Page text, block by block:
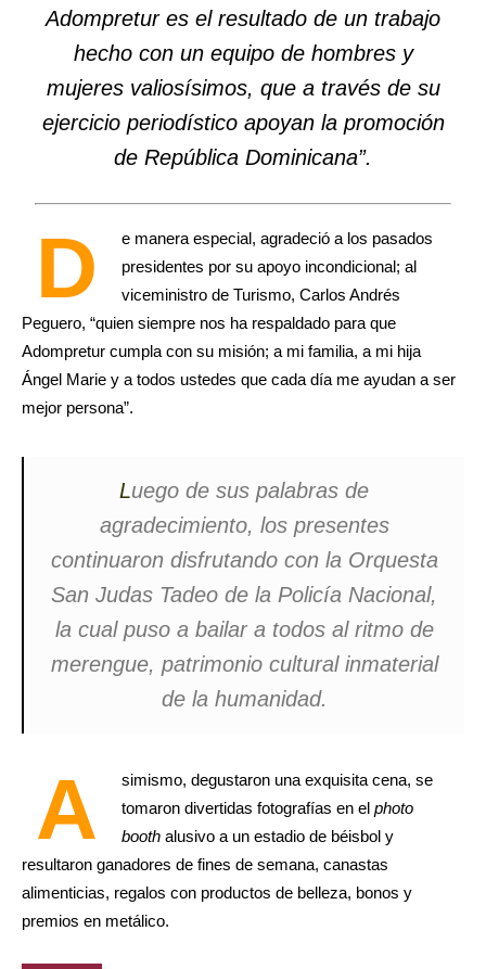
Adompretur es el resultado de un trabajo
hecho con un equipo de hombres y
mujeres valiosísimos, que a través de su
ejercicio periodístico apoyan la promoción
de República Dominicana”.
D
e manera especial, agradeció a los pasados
presidentes por su apoyo incondicional; al
viceministro de Turismo, Carlos Andrés
Peguero, “quien siempre nos ha respaldado para que
Adompretur cumpla con su misión; a mi familia, a mi hija
Ángel Marie y a todos ustedes que cada día me ayudan a ser
mejor persona”.
Luego de sus palabras de
agradecimiento, los presentes
continuaron disfrutando con la Orquesta
San Judas Tadeo de la Policía Nacional,
la cual puso a bailar a todos al ritmo de
merengue, patrimonio cultural inmaterial
de la humanidad.
A
simismo, degustaron una exquisita cena, se
tomaron divertidas fotografías en el photo
booth alusivo a un estadio de béisbol y
resultaron ganadores de fines de semana, canastas
alimenticias, regalos con productos de belleza, bonos y
premios en metálico.